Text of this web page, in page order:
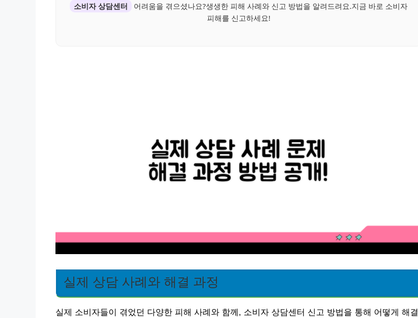
소비자 상담센터
어려움을 겪으셨나요?생생한 피해 사례와 신고 방법을 알려드려요.지금 바로 소비자
피해를 신고하세요!
실제 상담 사례와 해결 과정
실제 소비자들이 겪었던 다양한 피해 사례와 함께, 소비자 상담센터 신고 방법을 통해 어떻게 해결